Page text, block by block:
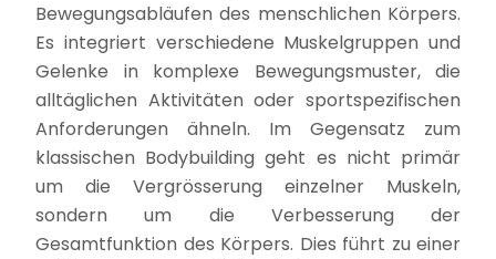
Bewegungsabläufen des menschlichen Körpers.
Es integriert verschiedene Muskelgruppen und
Gelenke in komplexe Bewegungsmuster, die
alltäglichen Aktivitäten oder sportspezifischen
Anforderungen ähneln. Im Gegensatz zum
klassischen Bodybuilding geht es nicht primär
um die Vergrösserung einzelner Muskeln,
sondern um die Verbesserung der
Gesamtfunktion des Körpers. Dies führt zu einer